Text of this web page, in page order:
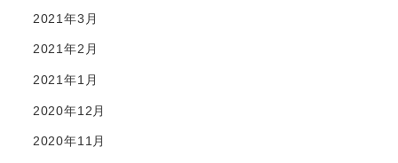
2021年3月
2021年2月
2021年1月
2020年12月
2020年11月